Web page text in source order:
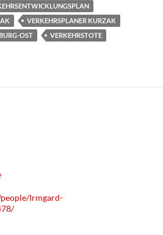
VERKEHRSPLANER KURZAK
OST
VERKEHRSTOTE
Irmgard-